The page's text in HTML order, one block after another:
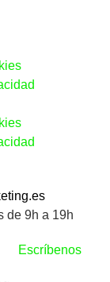
de 9h a 19h
Escríbenos